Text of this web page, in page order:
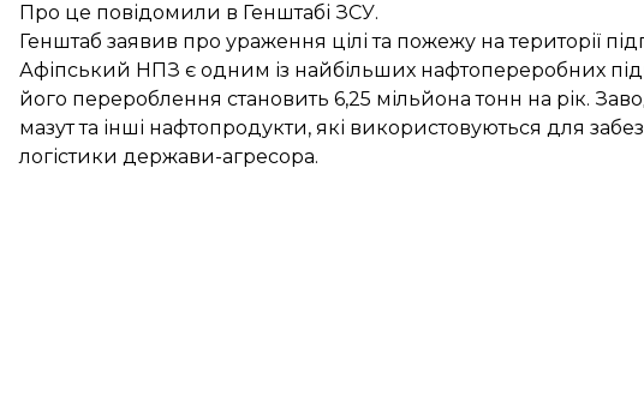
Про це повідомили в Генштабі ЗСУ.
Генштаб заявив про ураження цілі та пожежу на території
Афіпський НПЗ є одним із найбільших нафтопереробних
його перероблення становить 6,25 мільйона тонн на рік.
мазут та інші нафтопродукти, які використовуються для
логістики держави-агресора.